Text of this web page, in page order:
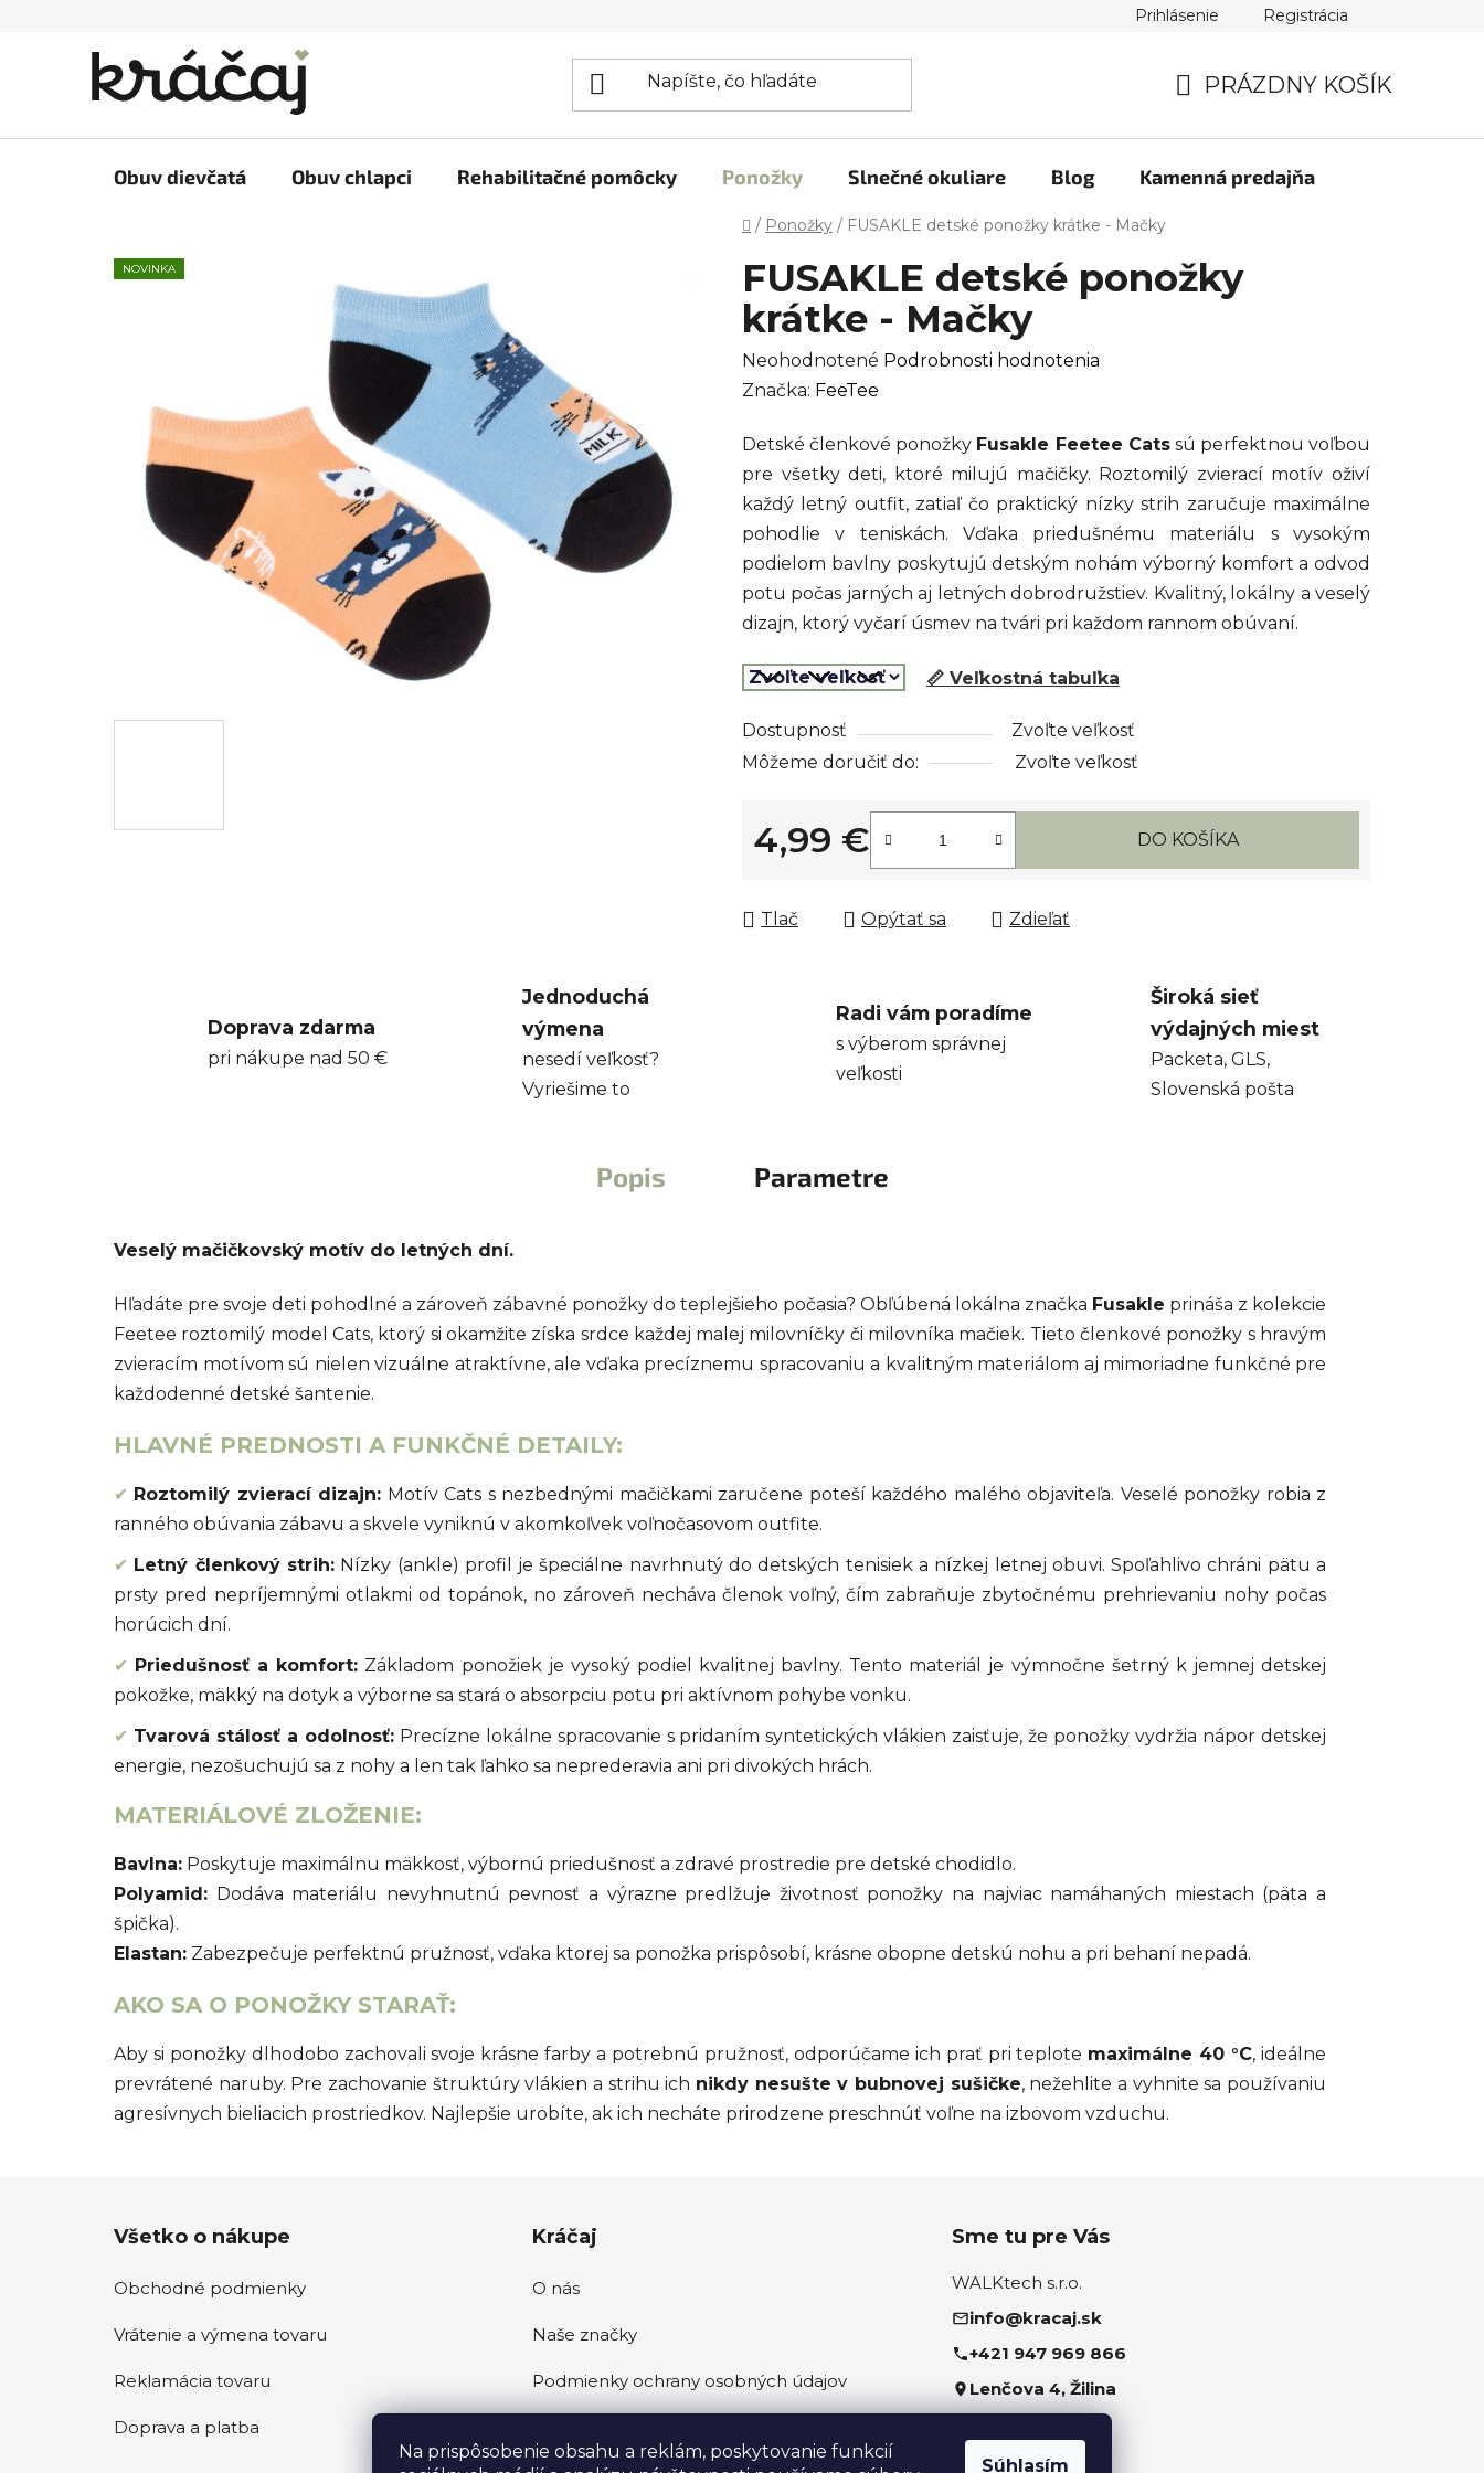
Na prispôsobenie obsahu a reklám, poskytovanie funkcií
Súhlasím
Prihlásenie Registrácia
KOŠÍK
PRÁZDNY KOŠÍK
Obuv dievčatá Obuv chlapci Rehabilitačné pomôcky Ponožky Slnečné okuliare Blog Kamenná predajňa
Domov
/ Ponožky / FUSAKLE detské ponožky krátke - Mačky
FUSAKLE detské ponožky
krátke - Mačky
Priemerné
hodnotenie
je
0,0
z
5
hviezdičiek.
Neohodnotené Podrobnosti hodnotenia
Značka: FeeTee
Detské členkové ponožky Fusakle Feetee Catssú perfektnou voľbou
pre všetky deti, ktoré milujú mačičky. Roztomilý zvierací motív oživí
každý letný outfit, zatiaľ čo praktický nízky strih zaručuje maximálne
pohodlie v teniskách. Vďaka priedušnému materiálu s vysokým
podielom bavlny poskytujú detským nohám výborný komfort a odvod
potu počas jarných aj letných dobrodružstiev. Kvalitný, lokálny a veselý
dizajn, ktorý vyčarí úsmev na tvári pri každom rannom obúvaní.
📏 Veľkostná tabuľka
Dostupnosť
Zvoľte veľkosť
Môžeme doručiť do:
Zvoľte veľkosť
4,99 €
Jednotková cena:
DO KOŠÍKA
Tlač Opýtať sa Zdieľať
NOVINKA
Doprava zdarma
pri nákupe nad 50 €
Jednoduchá
výmena
nesedí veľkosť?
Vyriešime to
Radi vám poradíme
s výberom správnej
veľkosti
Široká sieť
výdajných miest
Packeta, GLS,
Slovenská pošta
Popis Parametre
Veselý mačičkovský motív do letných dní.
Hľadáte pre svoje deti pohodlné a zároveň zábavné ponožky do teplejšieho počasia? Obľúbená lokálna značka Fusakle prináša z kolekcie
Feetee roztomilý model Cats, ktorý si okamžite získa srdce každej malej milovníčky či milovníka mačiek. Tieto členkové ponožky s hravým
zvieracím motívom sú nielen vizuálne atraktívne, ale vďaka precíznemu spracovaniu a kvalitným materiálom aj mimoriadne funkčné pre
každodenné detské šantenie.
HLAVNÉ PREDNOSTI A FUNKČNÉ DETAILY:
✔ Roztomilý zvierací dizajn: Motív Cats s nezbednými mačičkami zaručene poteší každého malého objaviteľa. Veselé ponožky robia z
ranného obúvania zábavu a skvele vyniknú v akomkoľvek voľnočasovom outfite.
✔ Letný členkový strih:Nízky (ankle) profil je špeciálne navrhnutý do detských tenisiek a nízkej letnej obuvi. Spoľahlivo chráni pätu a
prsty pred nepríjemnými otlakmi od topánok, no zároveň necháva členok voľný, čím zabraňuje zbytočnému prehrievaniu nohy počas
horúcich dní.
✔ Priedušnosť a komfort: Základom ponožiek je vysoký podiel kvalitnej bavlny. Tento materiál je výmnočne šetrný k jemnej detskej
pokožke, mäkký na dotyk a výborne sa stará o absorpciu potu pri aktívnom pohybe vonku.
✔ Tvarová stálosť a odolnosť:Precízne lokálne spracovanie s pridaním syntetických vlákien zaisťuje, že ponožky vydržia nápor detskej
energie, nezošuchujú sa z nohy a len tak ľahko sa neprederavia ani pri divokých hrách.
MATERIÁLOVÉ ZLOŽENIE:
Bavlna: Poskytuje maximálnu mäkkosť, výbornú priedušnosť a zdravé prostredie pre detské chodidlo.
Polyamid: Dodáva materiálu nevyhnutnú pevnosť a výrazne predlžuje životnosť ponožky na najviac namáhaných miestach (päta a
špička).
Elastan: Zabezpečuje perfektnú pružnosť, vďaka ktorej sa ponožka prispôsobí, krásne obopne detskú nohu a pri behaní nepadá.
AKO SA O PONOŽKY STARAŤ:
Aby si ponožky dlhodobo zachovali svoje krásne farby a potrebnú pružnosť, odporúčame ich prať pri teplote maximálne 40 °C, ideálne
prevrátené naruby. Pre zachovanie štruktúry vlákien a strihu ich nikdy nesušte v bubnovej sušičke, nežehlite a vyhnite sa používaniu
agresívnych bieliacich prostriedkov. Najlepšie urobíte, ak ich necháte prirodzene preschnúť voľne na izbovom vzduchu.
Všetko o nákupe
Obchodné podmienky
Vrátenie a výmena tovaru
Reklamácia tovaru
Doprava a platba
Kráčaj
O nás
Naše značky
Podmienky ochrany osobných údajov
Sme tu pre Vás
WALKtech s.r.o.
info@kracaj.sk
+421 947 969 866
Lenčova 4, Žilina